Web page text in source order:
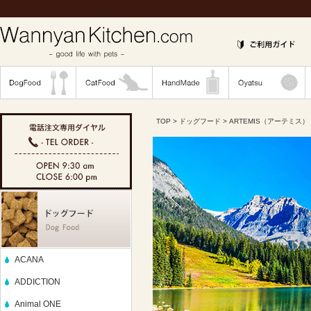
ACANA
ADDICTION
Animal ONE
TOP > ドッグフード > ARTEMIS（アーテミス）